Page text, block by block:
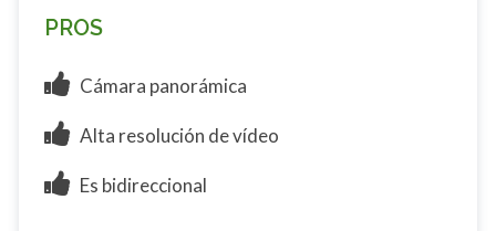
PROS
Cámara panorámica
Alta resolución de vídeo
Es bidireccional